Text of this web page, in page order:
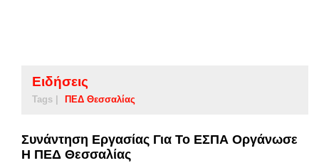
Ειδήσεις
Tags | ΠΕΔ Θεσσαλίας
Συνάντηση Εργασίας Για Το ΕΣΠΑ Οργάνωσε
Η ΠΕΔ Θεσσαλίας